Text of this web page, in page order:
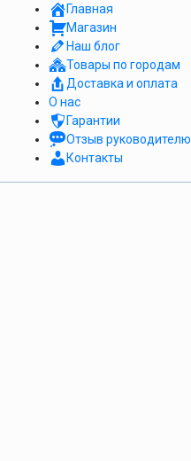
Главная
Магазин
Наш блог
Товары по городам
Доставка и оплата
О нас
Гарантии
Отзыв руководителю
Контакты